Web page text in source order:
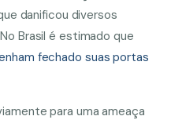
danificou diversos
Brasil é estimado que
fechado suas portas
para uma ameaça